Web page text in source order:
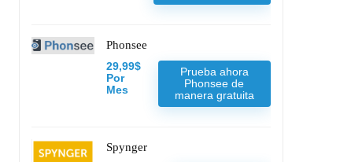
Phonsee
29,99$
Por
Mes
Prueba ahora
Phonsee de
manera gratuita
Spynger